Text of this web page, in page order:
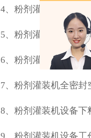
4、粉剂灌装机设备定
5、粉剂灌装机随时可
6、粉剂灌装机搅拌采
7、粉剂灌装机全密封
8、粉剂灌装机设备下
9、粉剂灌装机设备